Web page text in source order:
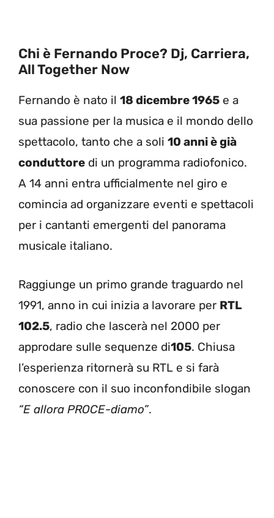
Chi è Fernando Proce? Dj, Carriera,
All Together Now
Fernando è nato il 18 dicembre 1965 e a
sua passione per la musica e il mondo dello
spettacolo, tanto che a soli 10 anni è già
conduttore di un programma radiofonico.
A 14 anni entra ufficialmente nel giro e
comincia ad organizzare eventi e spettacoli
per i cantanti emergenti del panorama
musicale italiano.
Raggiunge un primo grande traguardo nel
1991, anno in cui inizia a lavorare per RTL
102.5, radio che lascerà nel 2000 per
approdare sulle sequenze di105. Chiusa
l’esperienza ritornerà su RTL e si farà
conoscere con il suo inconfondibile slogan
“E allora PROCE-diamo”.